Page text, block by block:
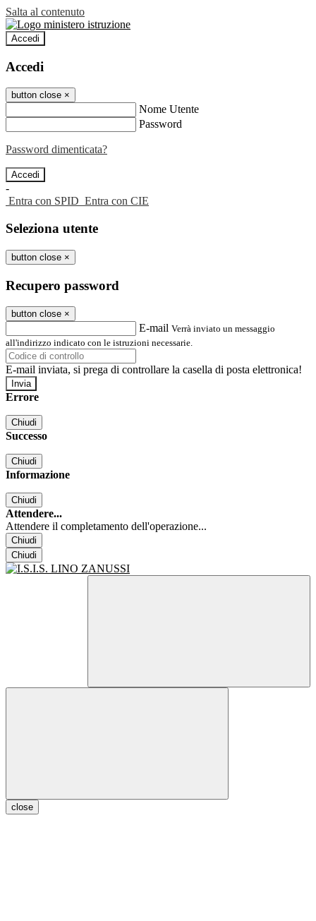
Salta al contenuto
Accedi
Accedi
button close ×
Nome Utente
Password
Password dimenticata?
-
Entra con SPID Entra con CIE
Seleziona utente
button close ×
Recupero password
button close ×
E-mail Verrà inviato un messaggio
all'indirizzo indicato con le istruzioni necessarie.
E-mail inviata, si prega di controllare la casella di posta elettronica!
Errore
Chiudi
Successo
Chiudi
Informazione
Chiudi
Attendere...
Attendere il completamento dell'operazione...
Chiudi
Chiudi
close